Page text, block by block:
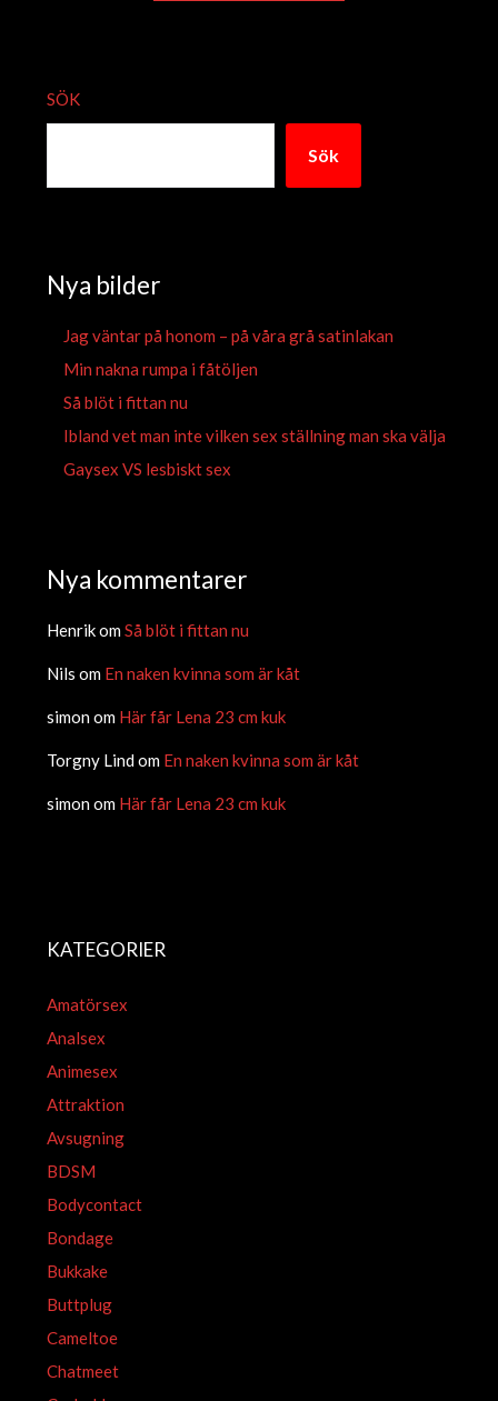
SÖK
Sök
Nya bilder
Jag väntar på honom – på våra grå satinlakan
Min nakna rumpa i fåtöljen
Så blöt i fittan nu
Ibland vet man inte vilken sex ställning man ska välja
Gaysex VS lesbiskt sex
Nya kommentarer
HenrikomSå blöt i fittan nu
Nils om En naken kvinna som är kåt
simonom Här får Lena 23 cm kuk
Torgny Lindom En naken kvinna som är kåt
simonom Här får Lena 23 cm kuk
KATEGORIER
Amatörsex
Analsex
Animesex
Attraktion
Avsugning
BDSM
Bodycontact
Bondage
Bukkake
Buttplug
Cameltoe
Chatmeet